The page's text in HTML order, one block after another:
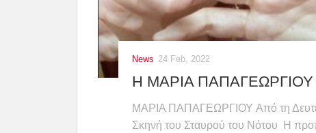
News 24 Feb, 2022
Η ΜΑΡΙΑ
ΜΑΡΙΑ ΠΑΠΑΓΕΩΡΓΙΟΥ Από τη
Σκηνή του Σταυρού του Νότου Η